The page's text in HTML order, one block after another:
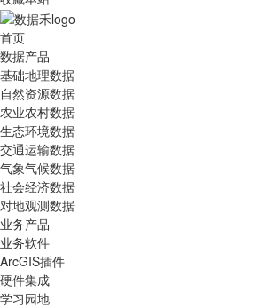
首页
数据产品
基础地理数据
自然资源数据
农业农村数据
生态环境数据
交通运输数据
气象气候数据
社会经济数据
对地观测数据
业务产品
业务软件
ArcGIS插件
硬件集成
学习园地